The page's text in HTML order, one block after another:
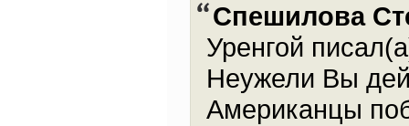
Спешилова
Уренгой
Неужели Вы
Американцы